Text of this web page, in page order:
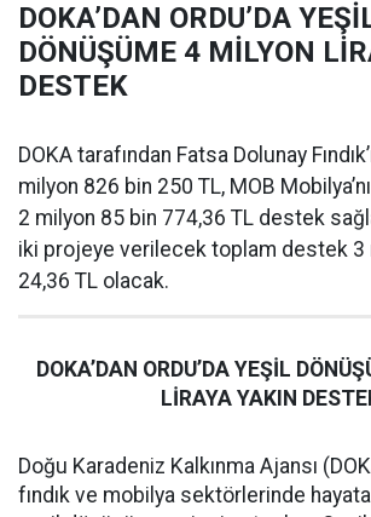
DOKA’DAN ORDU’DA
DÖNÜŞÜME 4 MİLYON
DESTEK
DOKA tarafından Fatsa Dolunay
milyon 826 bin 250 TL, MOB
2 milyon 85 bin 774,36 TL destek
iki projeye verilecek toplam destek 3
24,36 TL olacak.
DOKA’DAN ORDU’DA YEŞİL
LİRAYA YAKIN
Doğu Karadeniz Kalkınma Ajansı
fındık ve mobilya sektörlerinde